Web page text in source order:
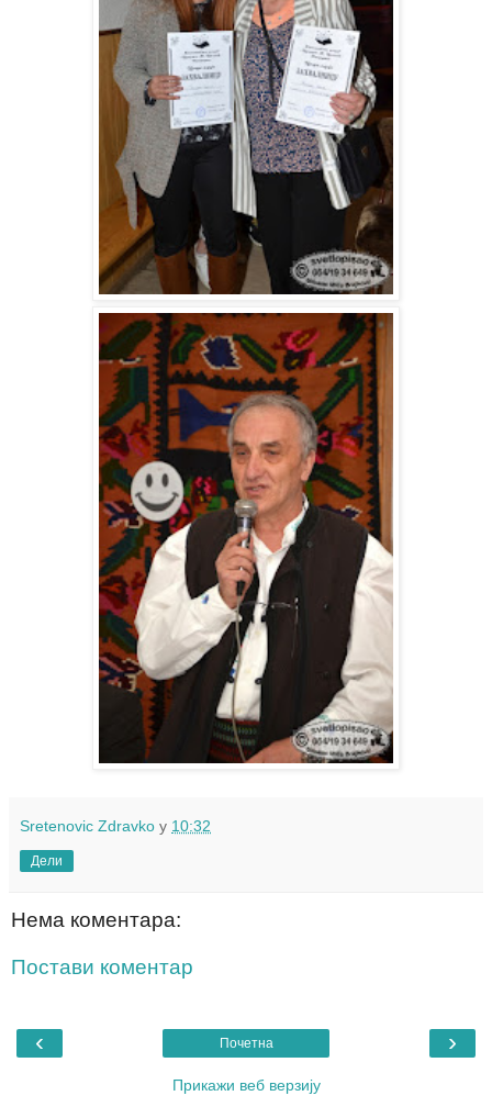
Sretenovic Zdravko у 10:32
Дели
Нема коментара:
Постави коментар
‹ ›
Почетна
Прикажи веб верзију